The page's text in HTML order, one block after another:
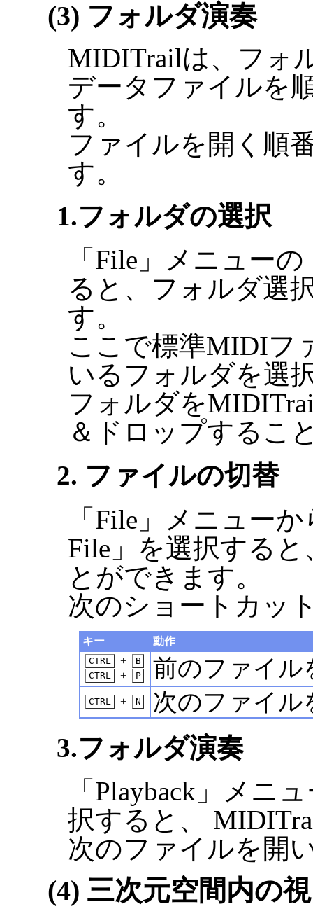
(3) フォルダ演奏
MIDITrailは、フォ
データファイルを
す。
ファイルを開く順
す。
1.フォルダの選択
「File」メニュー
ると、フォルダ選
す。
ここで標準MIDIフ
いるフォルダを選
フォルダを
＆ドロップするこ
2. ファイルの切替
「File」メニュー
File」を選択する
とができます。
次のショートカッ
キー 動作
CTRL +
B
CTRL
+ P 前のファイル
CTRL + N 次のファイル
3.フォルダ演奏
「Playback」メニ
択すると、
次のファイルを開
(4) 三次元空間内の